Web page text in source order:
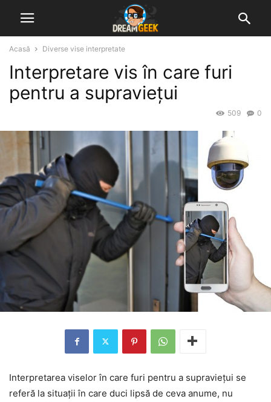
Acasă Diverse vise interpretate
Interpretare vis în care furi
pentru a supraviețui
0
509
Interpretarea viselor în care furi pentru a supraviețui se
referă la situații în care duci lipsă de ceva anume, nu